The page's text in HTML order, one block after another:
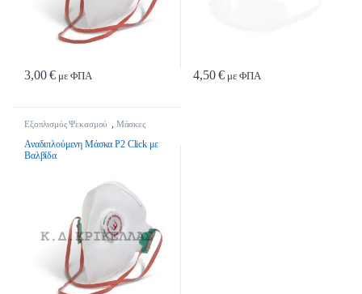
3,00€ με ΦΠΑ 4,50€ με ΦΠΑ
Εξοπλισμός Ψεκασμού
Μάσκες
Αναδιπλούμενη Μάσκα P2 Click με
Βαλβίδα